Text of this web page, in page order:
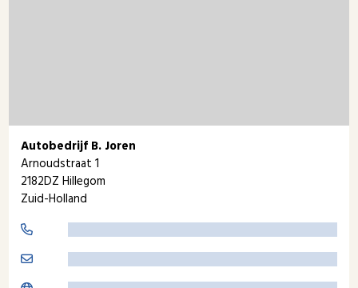
Autobedrijf B. Joren
Arnoudstraat 1
2182DZ Hillegom
Zuid-Holland